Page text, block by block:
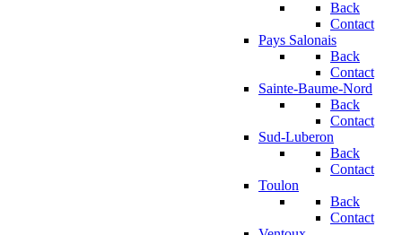
Back
Contact
Pays Salonais
Back
Contact
Sainte-Baume-Nord
Back
Contact
Sud-Luberon
Back
Contact
Toulon
Back
Contact